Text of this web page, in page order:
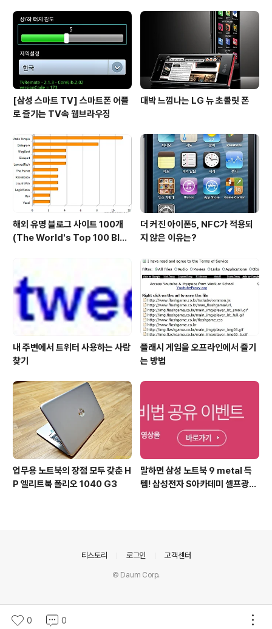
부터 도토리나 음악 선물을 많이 받고 있으며, 자신이 직접
구매한 곡도 많은 것으로 나타났다. 뒤를 이어서는 드라마
'커피프린스 1호점'으로 최고의 인기를 누렸던 배우 공유가
[삼성 스마트 TV] 스마트폰 어플
로 즐기는 TV속 웹브라우징
대박 느낌나는 LG 뉴 초콜릿 폰
해외 유명 블로그 사이트 100개
(The World's Top 100 Blog
더 커진 아이폰5, NFC가 적용되
지 않은 이유는?
내 주변에서 트위터 사용하는 사람
찾기
플래시 게임을 오프라인에서 즐기
는 방법
업무용 노트북의 장점 모두 갖춘 H
P 엘리트북 폴리오 1040 G3
말하면 삼성 노트북 9 metal 득
템! 삼성전자 S아카데미 셀프광고
0 0
티스토리 로그인 고객센터
© Daum Corp.